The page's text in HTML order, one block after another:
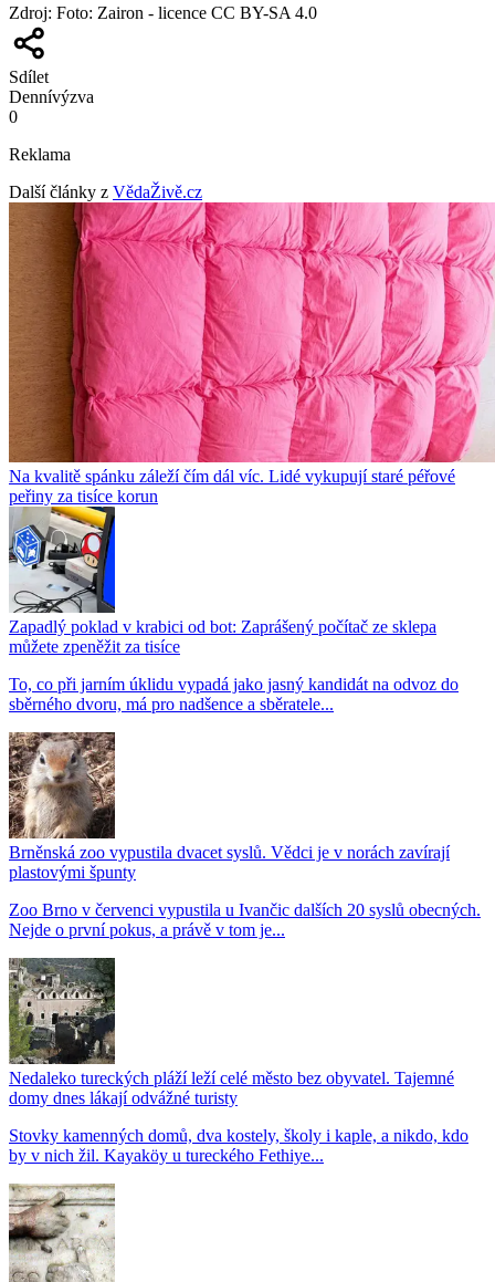
Zdroj: Foto: Zairon - licence CC BY-SA 4.0
Sdílet
Dennívýzva
0
Reklama
Další články z VědaŽivě.cz
Na kvalitě spánku záleží čím dál víc. Lidé vykupují staré péřové
peřiny za tisíce korun
Zapadlý poklad v krabici od bot: Zaprášený počítač ze sklepa
můžete zpeněžit za tisíce
To, co při jarním úklidu vypadá jako jasný kandidát na odvoz do
sběrného dvoru, má pro nadšence a sběratele...
Brněnská zoo vypustila dvacet syslů. Vědci je v norách zavírají
plastovými špunty
Zoo Brno v červenci vypustila u Ivančic dalších 20 syslů obecných.
Nejde o první pokus, a právě v tom je...
Nedaleko tureckých pláží leží celé město bez obyvatel. Tajemné
domy dnes lákají odvážné turisty
Stovky kamenných domů, dva kostely, školy i kaple, a nikdo, kdo
by v nich žil. Kayaköy u tureckého Fethiye...